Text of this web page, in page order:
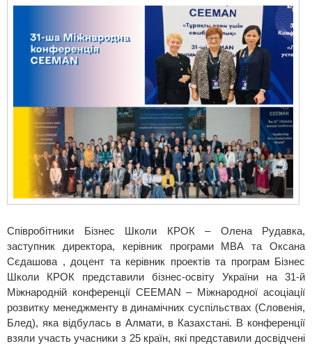
Співробітники Бізнес Школи КРОК – Олена Рудавка,
заступник директора, керівник програми МВА та Оксана
Сєдашова , доцент та керівник проектів та програм Бізнес
Школи КРОК представили бізнес-освіту України на 31-й
Міжнародній конференції СEEMAN – Міжнародної асоціації
розвитку менеджменту в динамічних суспільствах (Словенія,
Блед), яка відбулась в Алмати, в Казахстані. В конференції
взяли участь учасники з 25 країн, які представили досвідчені